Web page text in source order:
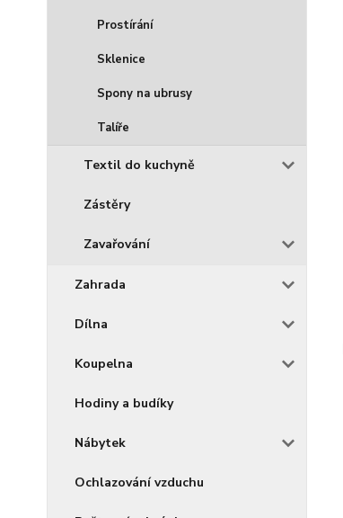
Prostírání
Sklenice
Spony na ubrusy
Talíře
Textil do kuchyně
Zástěry
Zavařování
Zahrada
Dílna
Koupelna
Hodiny a budíky
Nábytek
Ochlazování vzduchu